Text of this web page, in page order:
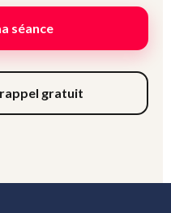
séance
gratuit